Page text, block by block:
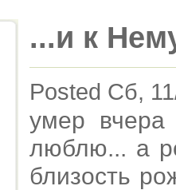
...и к
Posted Сб,
умер вчера
люблю... а
близость